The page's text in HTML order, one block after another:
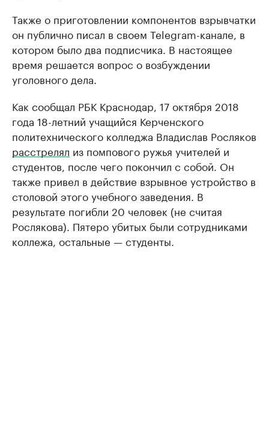
Также о приготовлении компонентов взрывчатки
он публично писал в своем Telegram-канале, в
котором было два подписчика. В настоящее
время решается вопрос о возбуждении
уголовного дела.
Как сообщал РБК Краснодар, 17 октября 2018
года 18-летний учащийся Керченского
политехнического колледжа Владислав Росляков
расстрелял из помпового ружья учителей и
студентов, после чего покончил с собой. Он
также привел в действие взрывное устройство в
столовой этого учебного заведения. В
результате погибли 20 человек (не считая
Рослякова). Пятеро убитых были сотрудниками
коллежа, остальные — студенты.